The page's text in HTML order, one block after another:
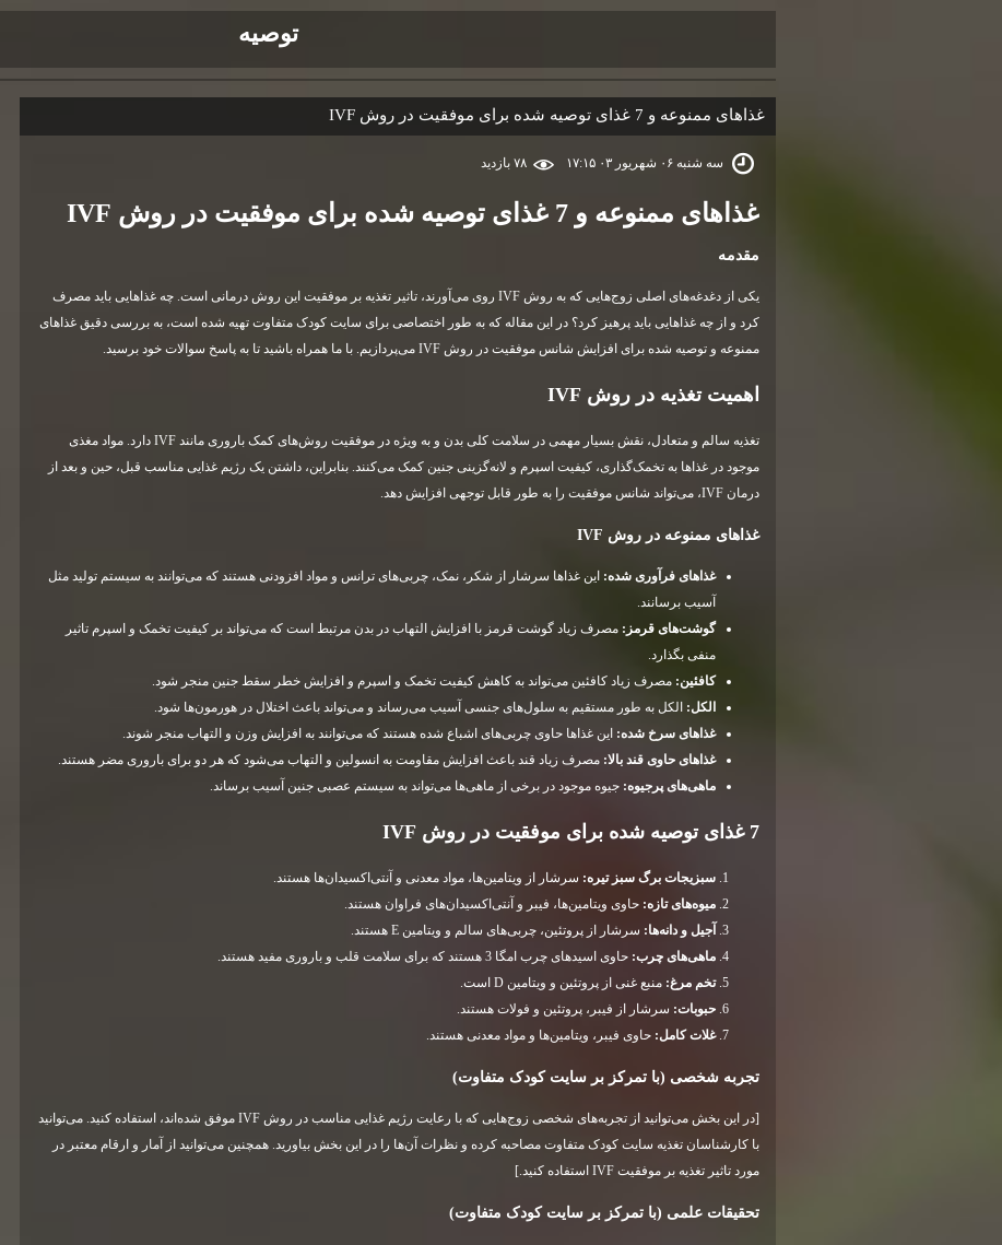
توصيه
غذاهای ممنوعه و 7 غذای توصیه شده برای موفقیت در روش IVF
سه شنبه ۰۶ شهریور ۰۳ ۱۷:۱۵
غذاهای ممنوعه و 7 غذای توصیه شده برای موفقیت در روش IVF
مقدمه
یکی از دغدغه‌های اصلی زوج‌هایی که به روش IVF روی می‌آورند، تاثیر تغذیه بر موفقیت این روش درمانی است. چه غذاهایی باید مصرف
کرد و از چه غذاهایی باید پرهیز کرد؟ در این مقاله که به طور اختصاصی برای سایت کودک متفاوت تهیه شده است، به بررسی دقیق غذاهای
ممنوعه و توصیه شده برای افزایش شانس موفقیت در روش IVF می‌پردازیم. با ما همراه باشید تا به پاسخ سوالات خود برسید.
اهمیت تغذیه در روش IVF
تغذیه سالم و متعادل، نقش بسیار مهمی در سلامت کلی بدن و به ویژه در موفقیت روش‌های کمک باروری مانند IVF دارد. مواد مغذی
موجود در غذاها به تخمک‌گذاری، کیفیت اسپرم و لانه‌گزینی جنین کمک می‌کنند. بنابراین، داشتن یک رژیم غذایی مناسب قبل، حین و بعد از
درمان IVF، می‌تواند شانس موفقیت را به طور قابل توجهی افزایش دهد.
غذاهای ممنوعه در روش IVF
غذاهای فرآوری شده: این غذاها سرشار از شکر، نمک، چربی‌های ترانس و مواد افزودنی هستند که می‌توانند به سیستم تولید مثل
آسیب برسانند.
گوشت‌های قرمز: مصرف زیاد گوشت قرمز با افزایش التهاب در بدن مرتبط است که می‌تواند بر کیفیت تخمک و اسپرم تاثیر
منفی بگذارد.
کافئین: مصرف زیاد کافئین می‌تواند به کاهش کیفیت تخمک و اسپرم و افزایش خطر سقط جنین منجر شود.
الکل: الکل به طور مستقیم به سلول‌های جنسی آسیب می‌رساند و می‌تواند باعث اختلال در هورمون‌ها شود.
غذاهای سرخ شده: این غذاها حاوی چربی‌های اشباع شده هستند که می‌توانند به افزایش وزن و التهاب منجر شوند.
غذاهای حاوی قند بالا: مصرف زیاد قند باعث افزایش مقاومت به انسولین و التهاب می‌شود که هر دو برای باروری مضر هستند.
ماهی‌های پرجیوه: جیوه موجود در برخی از ماهی‌ها می‌تواند به سیستم عصبی جنین آسیب برساند.
7 غذای توصیه شده برای موفقیت در روش IVF
سبزیجات برگ سبز تیره: سرشار از ویتامین‌ها، مواد معدنی و آنتی‌اکسیدان‌ها هستند.
میوه‌های تازه: حاوی ویتامین‌ها، فیبر و آنتی‌اکسیدان‌های فراوان هستند.
آجیل و دانه‌ها: سرشار از پروتئین، چربی‌های سالم و ویتامین E هستند.
ماهی‌های چرب: حاوی اسیدهای چرب امگا 3 هستند که برای سلامت قلب و باروری مفید هستند.
تخم مرغ: منبع غنی از پروتئین و ویتامین D است.
حبوبات: سرشار از فیبر، پروتئین و فولات هستند.
غلات کامل: حاوی فیبر، ویتامین‌ها و مواد معدنی هستند.
تجربه شخصی (با تمرکز بر سایت کودک متفاوت)
[در این بخش می‌توانید از تجربه‌های شخصی زوج‌هایی که با رعایت رژیم غذایی مناسب در روش IVF موفق شده‌اند، استفاده کنید. می‌توانید
با کارشناسان تغذیه سایت کودک متفاوت مصاحبه کرده و نظرات آن‌ها را در این بخش بیاورید. همچنین می‌توانید از آمار و ارقام معتبر در
مورد تاثیر تغذیه بر موفقیت IVF استفاده کنید.]
تحقیقات علمی (با تمرکز بر سایت کودک متفاوت)